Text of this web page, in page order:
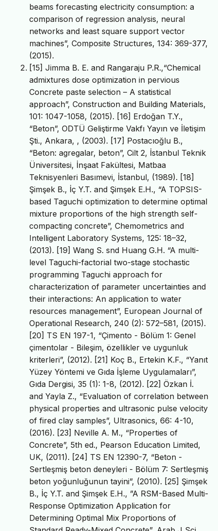
beams forecasting electricity consumption: a
comparison of regression analysis, neural
networks and least square support vector
machines”, Composite Structures, 134: 369-377,
(2015).
[15] Jimma B. E. and Rangaraju P.R.,“Chemical
admixtures dose optimization in pervious
Concrete paste selection – A statistical
approach”, Construction and Building Materials,
101: 1047-1058, (2015). [16] Erdoğan T.Y.,
“Beton”, ODTÜ Geliştirme Vakfı Yayın ve İletişim
Şti., Ankara, , (2003). [17] Postacıoğlu B.,
“Beton: agregalar, beton”, Cilt 2, İstanbul Teknik
Üniversitesi, İnşaat Fakültesi, Matbaa
Teknisyenleri Basımevi, İstanbul, (1989). [18]
Şimşek B., İç Y.T. and Şimşek E.H., “A TOPSIS-
based Taguchi optimization to determine optimal
mixture proportions of the high strength self-
compacting concrete”, Chemometrics and
Intelligent Laboratory Systems, 125: 18–32,
(2013). [19] Wang S. snd Huang G.H. “A multi-
level Taguchi-factorial two-stage stochastic
programming Taguchi approach for
characterization of parameter uncertainties and
their interactions: An application to water
resources management”, European Journal of
Operational Research, 240 (2): 572–581, (2015).
[20] TS EN 197-1, “Çimento - Bölüm 1: Genel
çimentolar - Bileşim, özellikler ve uygunluk
kriterleri”, (2012). [21] Koç B., Ertekin K.F., “Yanıt
Yüzey Yöntemi ve Gıda İşleme Uygulamaları”,
Gıda Dergisi, 35 (1): 1-8, (2012). [22] Özkan İ.
and Yayla Z., “Evaluation of correlation between
physical properties and ultrasonic pulse velocity
of fired clay samples”, Ultrasonics, 66: 4-10,
(2016). [23] Neville A. M., “Properties of
Concrete”, 5th ed., Pearson Education Limited,
UK, (2011). [24] TS EN 12390-7, “Beton -
Sertleşmiş beton deneyleri - Bölüm 7: Sertleşmiş
beton yoğunluğunun tayini”, (2010). [25] Şimşek
B., İç Y.T. and Şimşek E.H., ”A RSM-Based Multi-
Response Optimization Application for
Determining Optimal Mix Proportions of